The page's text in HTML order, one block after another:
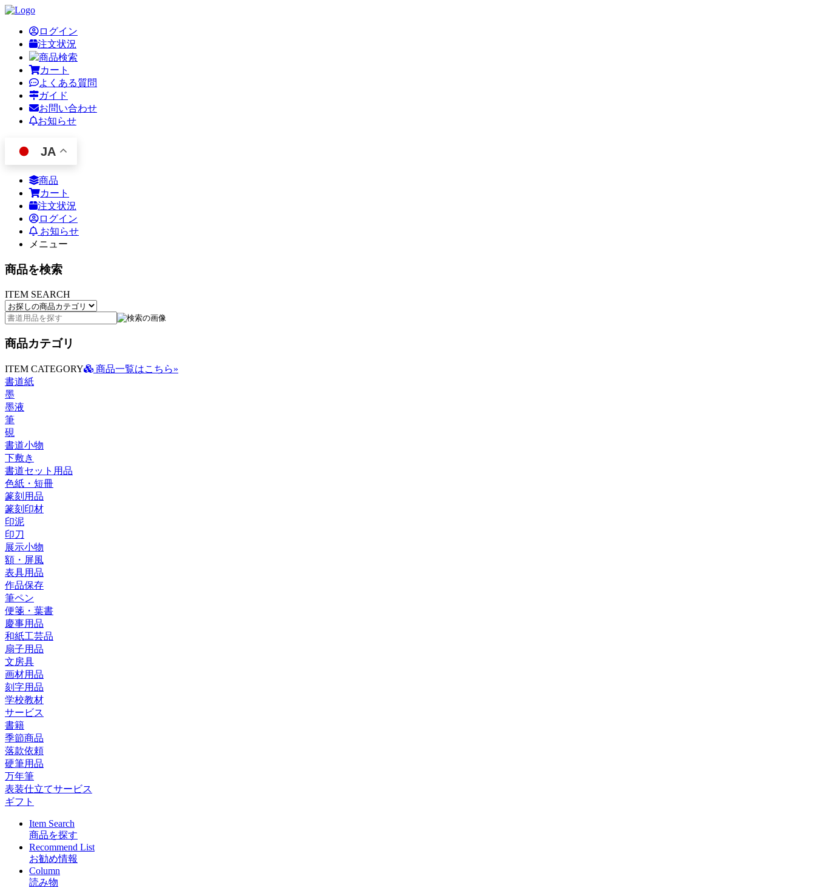
ログイン
注文状況
商品検索
カート
よくある質問
ガイド
お問い合わせ
お知らせ
JA
商品
カート
注文状況
ログイン
お知らせ
メニュー
商品を検索
ITEM SEARCH
商品カテゴリ
ITEM CATEGORY
商品一覧はこちら»
書道紙
墨
墨液
筆
硯
書道小物
下敷き
書道セット用品
色紙・短冊
篆刻用品
篆刻印材
印泥
印刀
展示小物
額・屏風
表具用品
作品保存
筆ペン
便箋・葉書
慶事用品
和紙工芸品
扇子用品
文房具
画材用品
刻字用品
学校教材
サービス
書籍
季節商品
落款依頼
硬筆用品
万年筆
表装仕立てサービス
ギフト
Item Search
商品を探す
Recommend List
お勧め情報
Column
読み物